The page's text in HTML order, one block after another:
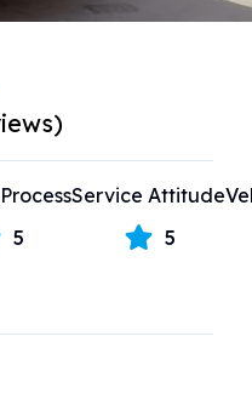
)
5
Service Attitude
5